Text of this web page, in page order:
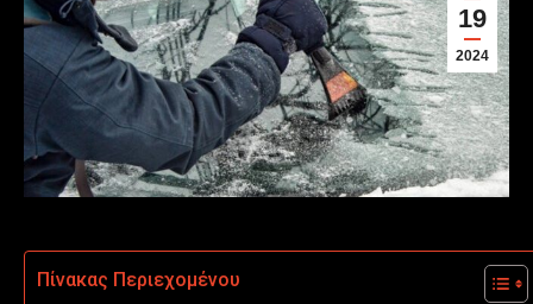
19
2024
Πίνακας Περιεχομένου